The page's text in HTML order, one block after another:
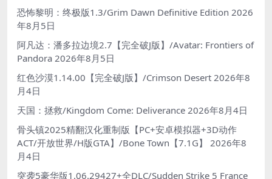
恐怖黎明：终极版1.3/Grim Dawn Definitive Edition 2026
年8月5日
阿凡达：潘多拉边境2.7【完全破J版】/Avatar: Frontiers of
Pandora 2026年8月5日
红色沙漠1.14.00【完全破J版】/Crimson Desert 2026年8
月4日
天国：拯救/Kingdom Come: Deliverance 2026年8月4日
骨头镇2025精翻汉化重制版【PC+安卓模拟器+3D动作
ACT/开放世界/H版GTA】/Bone Town【7.1G】
2026年8
月4日
突袭5豪华版1.06.29427+全DLC/Sudden Strike 5 France